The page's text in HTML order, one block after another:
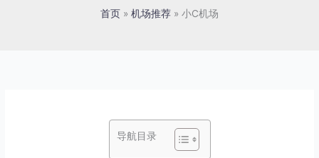
首页 机场推荐 小C机场
导航目录